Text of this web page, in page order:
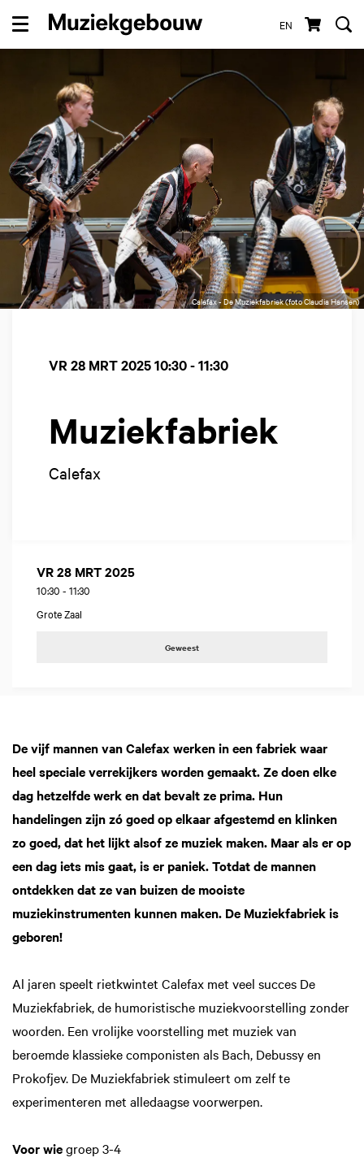
EN
Menu
Calefax - De Muziekfabriek (foto Claudia Hansen)
Muziekfabriek
Calefax
VR 28 MRT 202510:30 - 11:30
VR 28 MRT 2025
10:30 - 11:30
Grote Zaal
Geweest
De vijf mannen van Calefax werken in een fabriek waar
heel speciale verrekijkers worden gemaakt. Ze doen elke
dag hetzelfde werk en dat bevalt ze prima. Hun
handelingen zijn zó goed op elkaar afgestemd en klinken
zo goed, dat het lijkt alsof ze muziek maken. Maar als er op
een dag iets mis gaat, is er paniek. Totdat de mannen
ontdekken dat ze van buizen de mooiste
muziekinstrumenten kunnen maken. De Muziekfabriek is
geboren!
Al jaren speelt rietkwintet Calefax met veel succes De
Muziekfabriek, de humoristische muziekvoorstelling zonder
woorden. Een vrolijke voorstelling met muziek van
beroemde klassieke componisten als Bach, Debussy en
Prokofjev. De Muziekfabriek stimuleert om zelf te
experimenteren met alledaagse voorwerpen.
Voor wiegroep 3-4